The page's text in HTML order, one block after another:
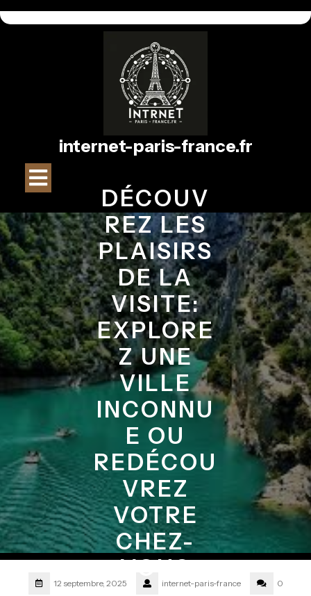
au
internet-paris-france.fr
OuvrirDÉCOUV
REZ LES
PLAISIRS
DE LA
VISITE:
EXPLORE
Z UNE
VILLE
INCONNU
E OU
REDÉCOU
VREZ
VOTRE
CHEZ-
VOUS
12 septembre, 2025 internet-paris-france
0